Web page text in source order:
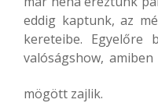
eddig kaptunk, az
kereteibe. Egyelőre
valóságshow,
mögött zajlik.